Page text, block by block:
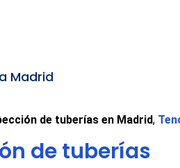
Madrid
de tuberías en Madrid,
de tuberías